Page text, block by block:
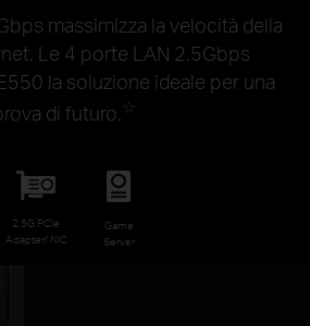
massimizza la velocità della
Le 4 porte LAN 2.5Gbps
la soluzione ideale per una
di futuro. ☆
2.5G PCIe
Adapter/ NIC
Game
Server